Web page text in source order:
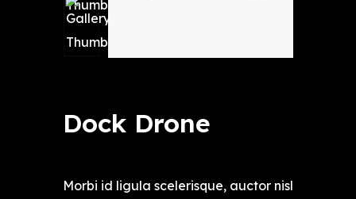
Dock Drone
Morbi id ligula scelerisque, auctor nisl